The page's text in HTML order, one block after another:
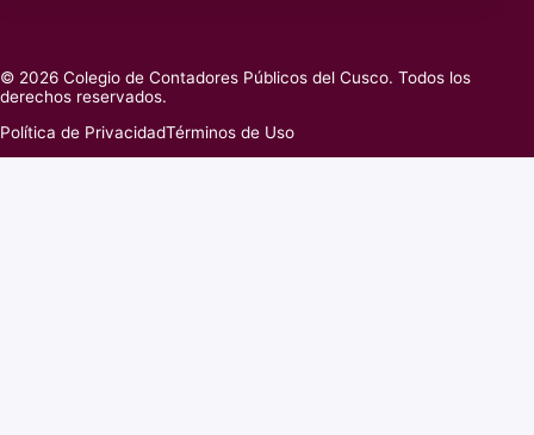
© 2026 Colegio de Contadores Públicos del Cusco. Todos los
derechos reservados.
Política de PrivacidadTérminos de Uso